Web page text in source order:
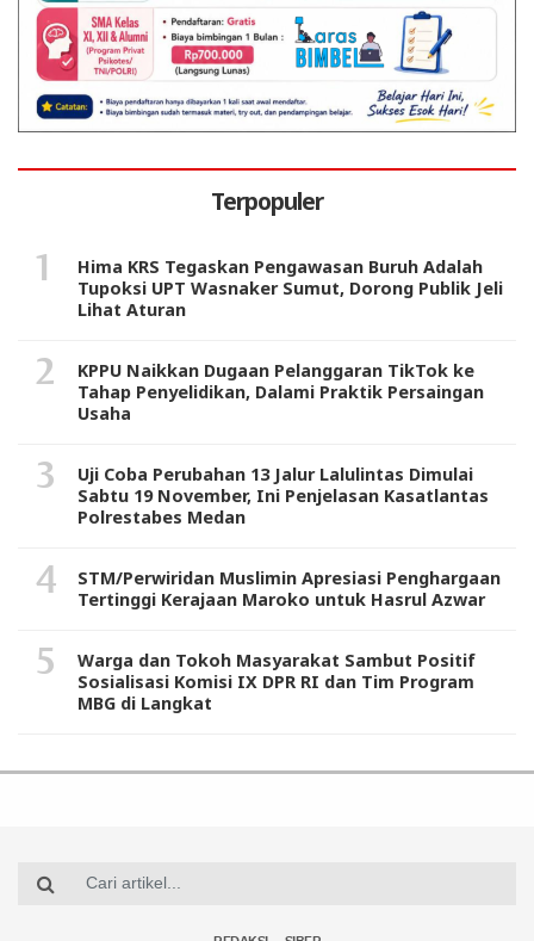
Terpopuler
Hima KRS Tegaskan Pengawasan Buruh Adalah
Tupoksi UPT Wasnaker Sumut, Dorong Publik Jeli
Lihat Aturan
KPPU Naikkan Dugaan Pelanggaran TikTok ke
Tahap Penyelidikan, Dalami Praktik Persaingan
Usaha
Uji Coba Perubahan 13 Jalur Lalulintas Dimulai
Sabtu 19 November, Ini Penjelasan Kasatlantas
Polrestabes Medan
STM/Perwiridan Muslimin Apresiasi Penghargaan
Tertinggi Kerajaan Maroko untuk Hasrul Azwar
Warga dan Tokoh Masyarakat Sambut Positif
Sosialisasi Komisi IX DPR RI dan Tim Program
MBG di Langkat